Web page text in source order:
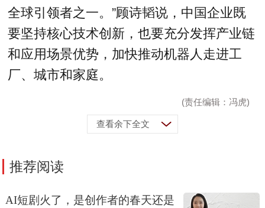
全球引领者之一。”顾诗韬说，中国企业既
要坚持核心技术创新，也要充分发挥产业链
和应用场景优势，加快推动机器人走进工
厂、城市和家庭。
(责任编辑：冯虎)
查看余下全文
推荐阅读
AI短剧火了，是创作者的春天还是